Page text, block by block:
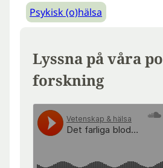
Psykisk (o)hälsa
Lyssna på våra
forskning